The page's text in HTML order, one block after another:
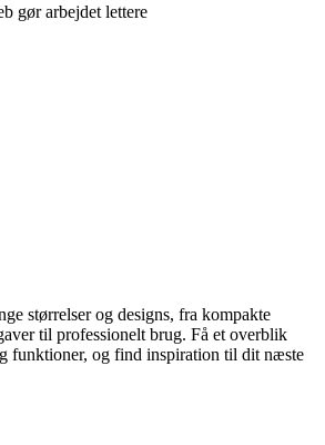
gør arbejdet lettere
størrelser og designs, fra kompakte
til professionelt brug. Få et overblik
funktioner, og find inspiration til dit næste